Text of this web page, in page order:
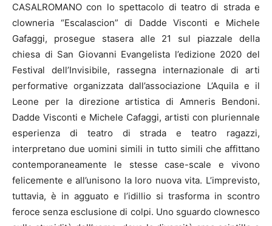
CASALROMANO con lo spettacolo di teatro di strada e
clowneria “Escalascion” di Dadde Visconti e Michele
Gafaggi, prosegue stasera alle 21 sul piazzale della
chiesa di San Giovanni Evangelista l’edizione 2020 del
Festival dell’Invisibile, rassegna internazionale di arti
performative organizzata dall’associazione L’Aquila e il
Leone per la direzione artistica di Amneris Bendoni.
Dadde Visconti e Michele Cafaggi, artisti con pluriennale
esperienza di teatro di strada e teatro ragazzi,
interpretano due uomini simili in tutto simili che affittano
contemporaneamente le stesse case-scale e vivono
felicemente e all’unisono la loro nuova vita. L’imprevisto,
tuttavia, è in agguato e l’idillio si trasforma in scontro
feroce senza esclusione di colpi. Uno sguardo clownesco